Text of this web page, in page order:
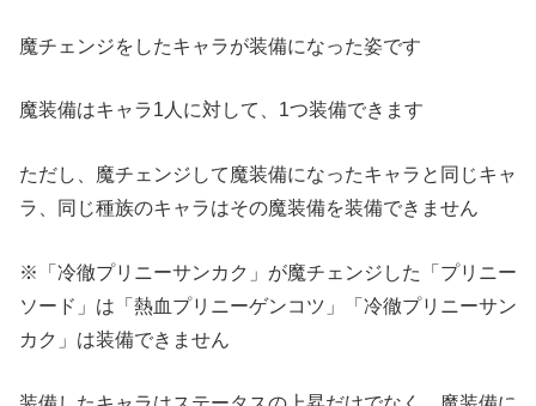
魔チェンジをしたキャラが装備になった姿です
魔装備はキャラ1人に対して、1つ装備できます
ただし、魔チェンジして魔装備になったキャラと同じキャ
ラ、同じ種族のキャラはその魔装備を装備できません
※「冷徹プリニーサンカク」が魔チェンジした「プリニー
ソード」は「熱血プリニーゲンコツ」「冷徹プリニーサン
カク」は装備できません